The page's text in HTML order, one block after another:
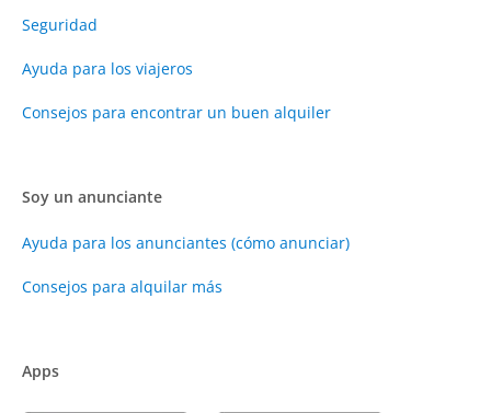
Seguridad
Ayuda para los viajeros
Consejos para encontrar un buen alquiler
Soy un anunciante
Ayuda para los anunciantes (cómo anunciar)
Consejos para alquilar más
Apps